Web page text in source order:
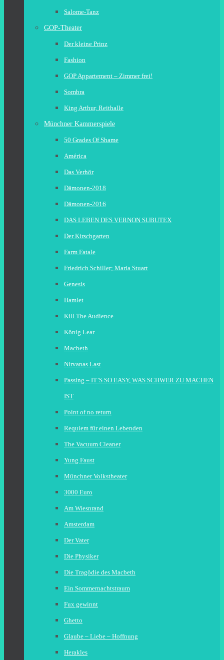
Salome-Tanz
GOP-Theater
Der kleine Prinz
Fashion
GOP Appartement – Zimmer frei!
Sombra
King Arthur, Reithalle
Münchner Kammerspiele
50 Grades Of Shame
América
Das Verhör
Dämonen-2018
Dämonen-2016
DAS LEBEN DES VERNON SUBUTEX
Der Kirschgarten
Farm Fatale
Friedrich Schiller; Maria Stuart
Genesis
Hamlet
Kill The Audience
König Lear
Macbeth
Nirvanas Last
Passing – IT’S SO EASY, WAS SCHWER ZU MACHEN
IST
Point of no return
Requiem für einen Lebenden
The Vacuum Cleaner
Yung Faust
Münchner Volkstheater
3000 Euro
Am Wiesnrand
Amsterdam
Der Vater
Die Physiker
Die Tragödie des Macbeth
Ein Sommernachtstraum
Fux gewinnt
Ghetto
Glaube – Liebe – Hoffnung
Herakles